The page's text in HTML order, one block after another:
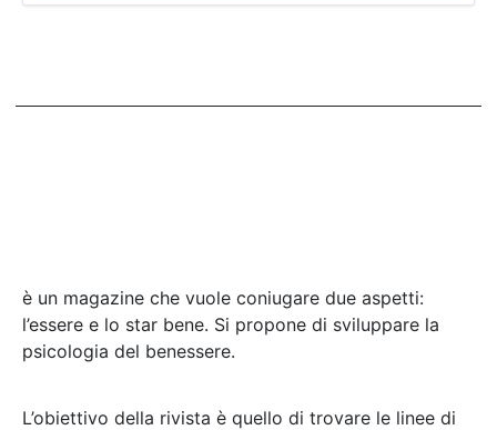
è un magazine che vuole coniugare due aspetti:
l’essere e lo star bene. Si propone di sviluppare la
psicologia del benessere.
L’obiettivo della rivista è quello di trovare le linee di